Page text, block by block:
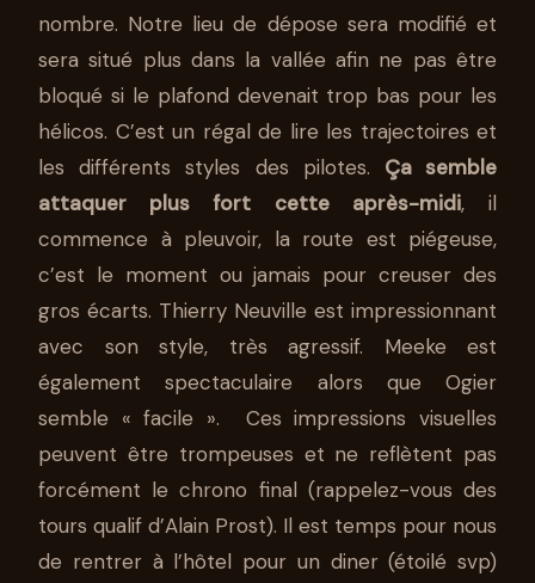
nombre. Notre lieu de dépose sera modifié et
sera situé plus dans la vallée afin ne pas être
bloqué si le plafond devenait trop bas pour les
hélicos. C’est un régal de lire les trajectoires et
les différents styles des pilotes. Ça semble
attaquer plus fort cette après-midi, il
commence à pleuvoir, la route est piégeuse,
c’est le moment ou jamais pour creuser des
gros écarts. Thierry Neuville est impressionnant
avec son style, très agressif. Meeke est
également spectaculaire alors que Ogier
semble « facile ». Ces impressions visuelles
peuvent être trompeuses et ne reflètent pas
forcément le chrono final (rappelez-vous des
tours qualif d’Alain Prost). Il est temps pour nous
de rentrer à l’hôtel pour un diner (étoilé svp)